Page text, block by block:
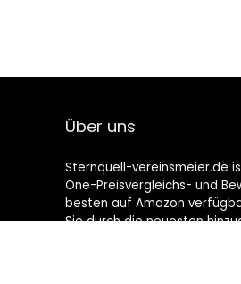
Über uns
Sternquell-vereinsmeier.de
One-Preisvergleichs- und
besten auf Amazon
Sie durch die neuesten